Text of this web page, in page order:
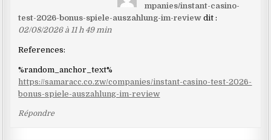
les
commentaires
mpanies/instant-casino-
test-2026-bonus-spiele-auszahlung-im-review dit :
02/08/2026 à 11 h 49 min
References:
%random_anchor_text%
https://samaracc.co.zw/companies/instant-casino-test-2026-
bonus-spiele-auszahlung-im-review
Répondre